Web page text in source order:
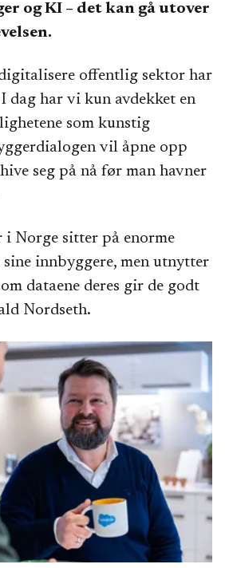
og KI – det kan gå utover
offentlig sektor har
har vi kun avdekket en
som kunstig
vil åpne opp
seg på nå før man havner
Norge sitter på enorme
sine innbyggere, men utnytter
dataene deres gir de godt
Nordseth.